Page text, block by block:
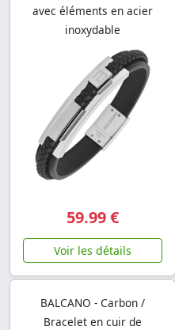
avec éléments en acier
inoxydable
59.99 €
Voir les détails
BALCANO - Carbon /
Bracelet en cuir de